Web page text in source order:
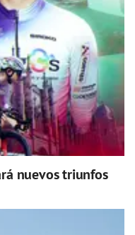
nuevos triunfos